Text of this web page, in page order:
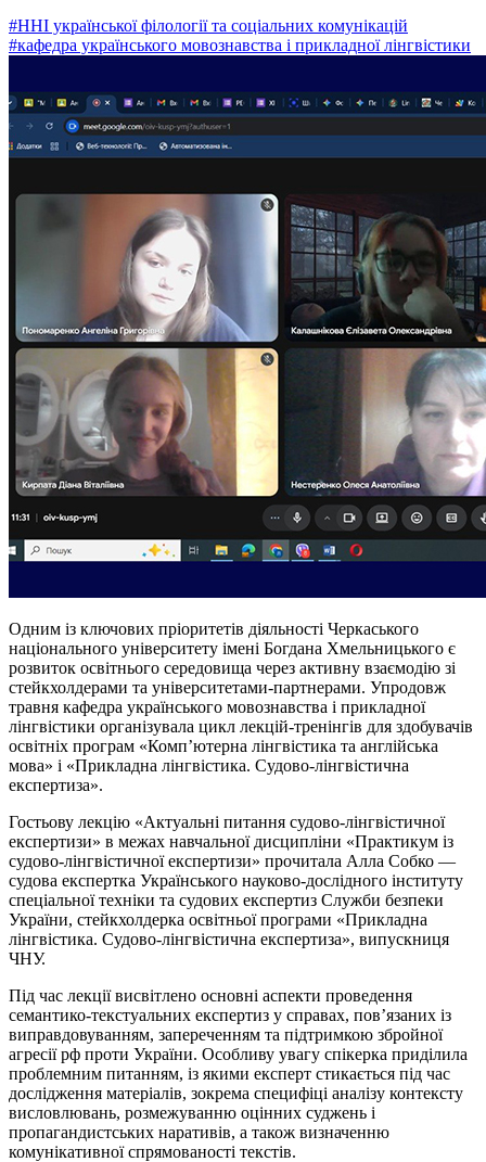
#ННІ української філології та соціальних комунікацій
#кафедра українського мовознавства і прикладної лінгвістики
Одним із ключових пріоритетів діяльності Черкаського
національного університету імені Богдана Хмельницького є
розвиток освітнього середовища через активну взаємодію зі
стейкхолдерами та університетами-партнерами. Упродовж
травня кафедра українського мовознавства і прикладної
лінгвістики організувала цикл лекцій-тренінгів для здобувачів
освітніх програм «Комп’ютерна лінгвістика та англійська
мова» і «Прикладна лінгвістика. Судово-лінгвістична
експертиза».
Гостьову лекцію «Актуальні питання судово-лінгвістичної
експертизи» в межах навчальної дисципліни «Практикум із
судово-лінгвістичної експертизи» прочитала Алла Собко —
судова експертка Українського науково-дослідного інституту
спеціальної техніки та судових експертиз Служби безпеки
України, стейкхолдерка освітньої програми «Прикладна
лінгвістика. Судово-лінгвістична експертиза», випускниця
ЧНУ.
Під час лекції висвітлено основні аспекти проведення
семантико-текстуальних експертиз у справах, пов’язаних із
виправдовуванням, запереченням та підтримкою збройної
агресії рф проти України. Особливу увагу спікерка приділила
проблемним питанням, із якими експерт стикається під час
дослідження матеріалів, зокрема специфіці аналізу контексту
висловлювань, розмежуванню оцінних суджень і
пропагандистських наративів, а також визначенню
комунікативної спрямованості текстів.